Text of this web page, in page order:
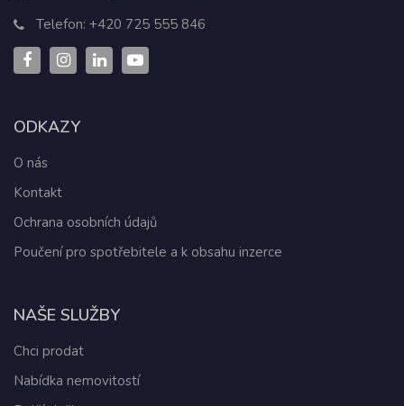
Telefon: +420 725 555 846
ODKAZY
O nás
Kontakt
Ochrana osobních údajů
Poučení pro spotřebitele a k obsahu inzerce
NAŠE SLUŽBY
Chci prodat
Nabídka nemovitostí